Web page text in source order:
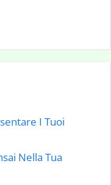
I Tuoi
Nella Tua